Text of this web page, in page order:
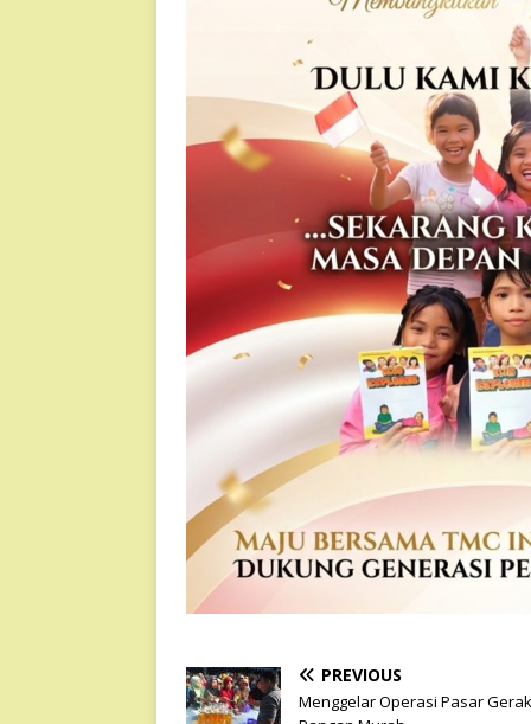
PREVIOUS
Menggelar Operasi Pasar